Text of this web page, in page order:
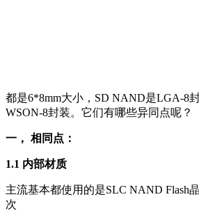
都是6*8mm大小，SD NAND是LGA-8
WSON-8封装。它们有哪些异同点呢？
一， 相同点：
1.1 内部材质
主流基本都使用的是SLC NAND Flash
次